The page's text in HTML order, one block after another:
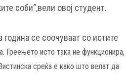
соби“,вели овој студент.
година се соочуваат со истите
Греењето исто така не функционира,
среќа е како што велат да